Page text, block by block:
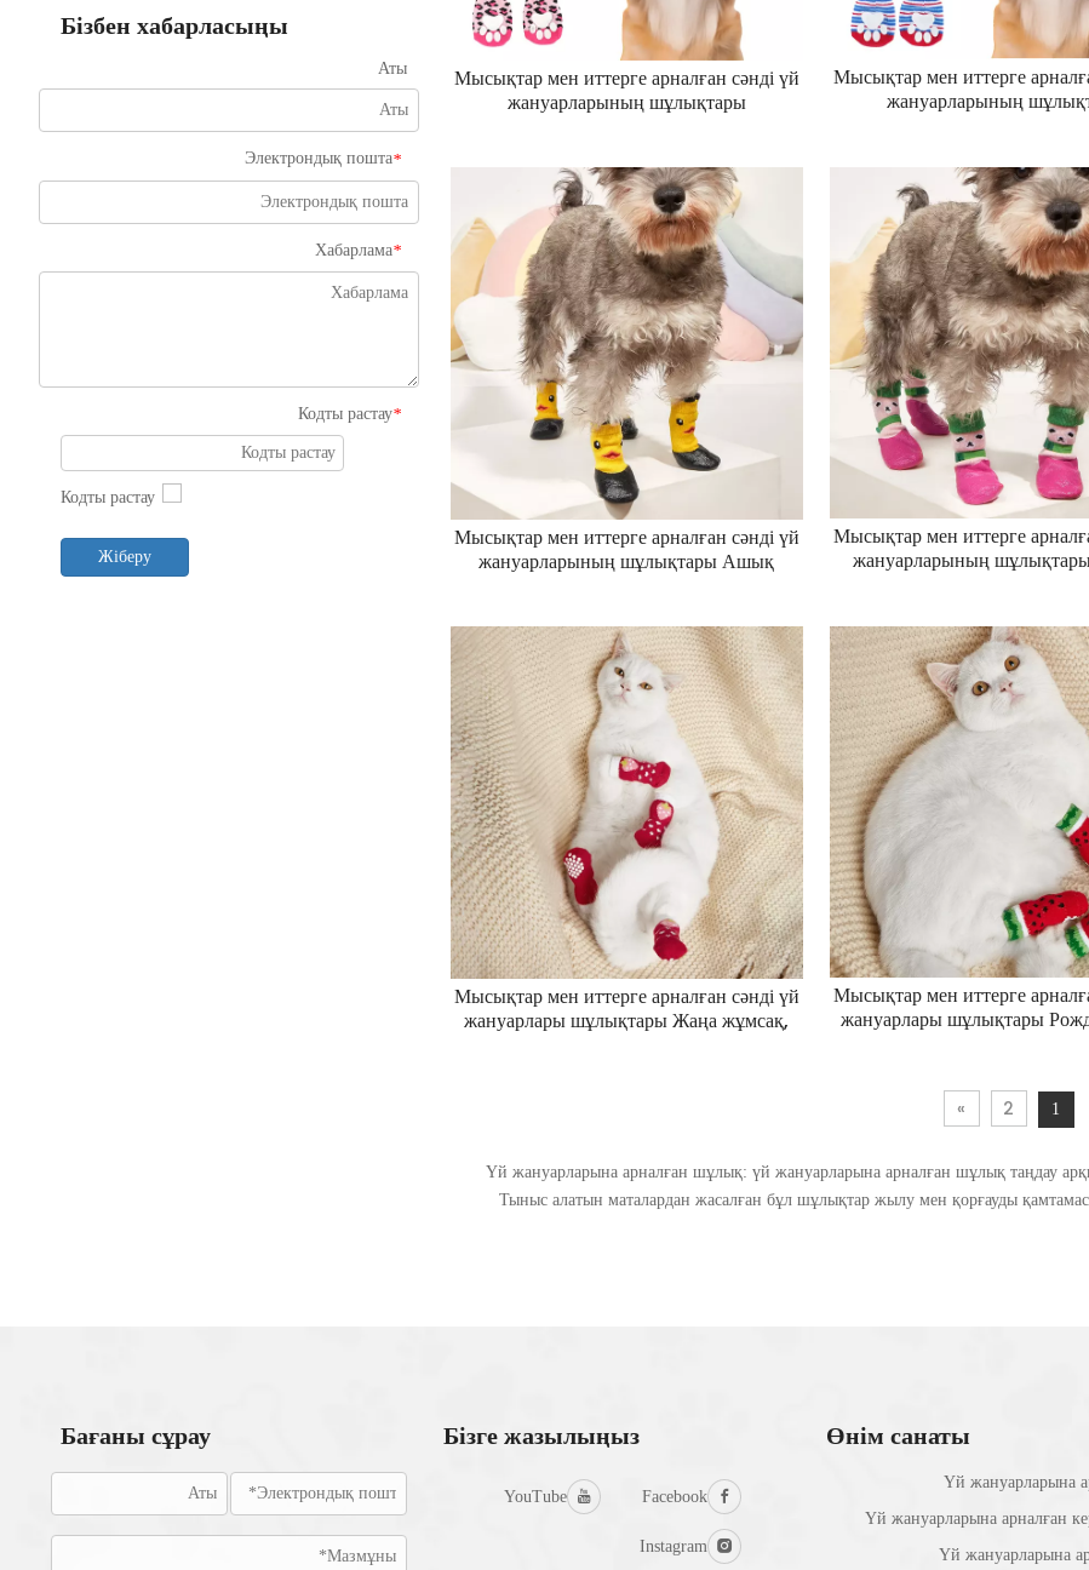
Бізбен хабарласыңы
Аты
*
Электрондық пошта
*
Хабарлама
*
Кодты растау
Жіберу
Мысықтар мен иттерге
жануарларының
мақта шұлықтары футбол
Мысықтар мен иттерге арналған сәнді үй
жануарларының шұлықтары
мақта шұлықтары футбол шұлықтары
Мысықтар мен иттерге
жануарларының
сырғанамайтын, дем
өткізбейтін жылы мақта
Жасыл қалпақ аю
Мысықтар мен иттерге арналған сәнді үй
жануарларының шұлықтары Ашық
өткізбейтін, тыныс алатын, жылы мақта
шұлықтар Кішкентай сары тауық
Мысықтар мен иттерге
жануарлары шұлықтары
Рождестволық қарбыз
Мысықтар мен иттерге арналған сәнді үй
жануарлары шұлықтары Жаңа жұмсақ,
1
2
»
Үй жануарларына арналған шұлық: үй жануарларына арналған шұлық таңдау
Тыныс алатын маталардан жасалған бұл шұлықтар жылу мен қорғауды
Өнім санаты
Үй жануарларына
Үй жануарларына арналған
Үй жануарларына
Бізге жазылыңыз
Facebook
YouTube
Instagram
Бағаны сұрау